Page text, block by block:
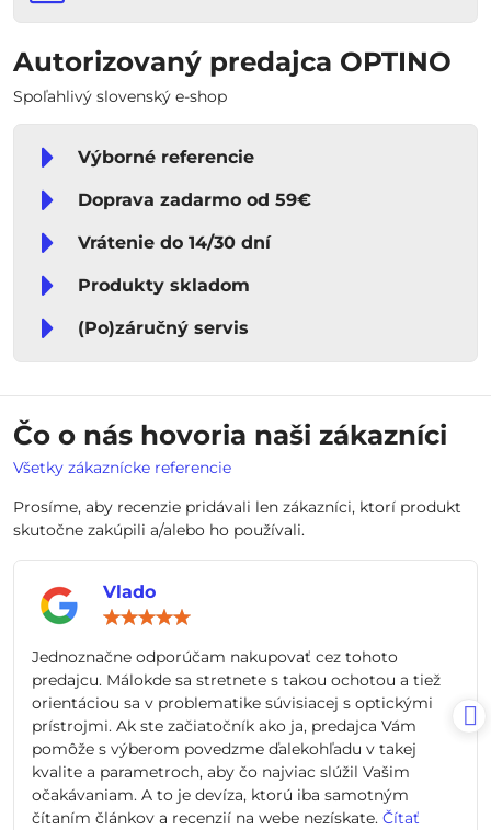
Autorizovaný predajca OPTINO
Spoľahlivý slovenský e-shop
Výborné referencie
Doprava zadarmo od 59€
Vrátenie do 14/30 dní
Produkty skladom
(Po)záručný servis
Čo o nás hovoria naši zákazníci
Všetky zákaznícke referencie
Prosíme, aby recenzie pridávali len zákazníci, ktorí produkt
skutočne zakúpili a/alebo ho používali.
Vlado
5
Jednoznačne odporúčam nakupovať cez tohoto
predajcu. Málokde sa stretnete s takou ochotou a tiež
orientáciou sa v problematike súvisiacej s optickými
prístrojmi. Ak ste začiatočník ako ja, predajca Vám
pomôže s výberom povedzme ďalekohľadu v takej
kvalite a parametroch, aby čo najviac slúžil Vašim
očakávaniam. A to je devíza, ktorú iba samotným
čítaním článkov a recenzií na webe nezískate. Čítať